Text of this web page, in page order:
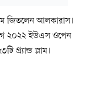
জিতলেন আলকারাস।
২০২২ ইউএস ওপেন
স্লাম।